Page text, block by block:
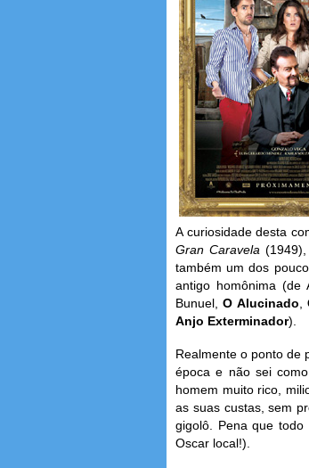
A curiosidade desta
Gran Caravela
também um dos
antigo homônima (de
Bunuel,O Alucinado
Anjo Exterminador).
Realmente o ponto de
época e não sei
homem muito rico,
as suas custas, sem
gigolô. Pena que
Oscar local!).